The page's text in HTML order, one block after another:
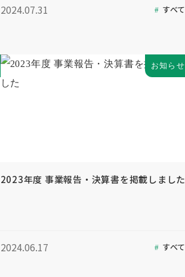
2024.07.31 すべて
お知らせ
2023年度 事業報告・決算書を掲載しました
2024.06.17 すべて